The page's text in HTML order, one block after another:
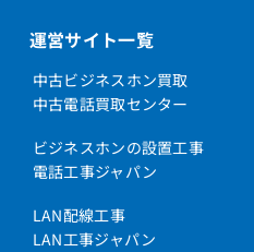
運営サイト一覧
中古ビジネスホン買取
中古電話買取センター
ビジネスホンの設置工事
電話工事ジャパン
LAN配線工事
LAN工事ジャパン